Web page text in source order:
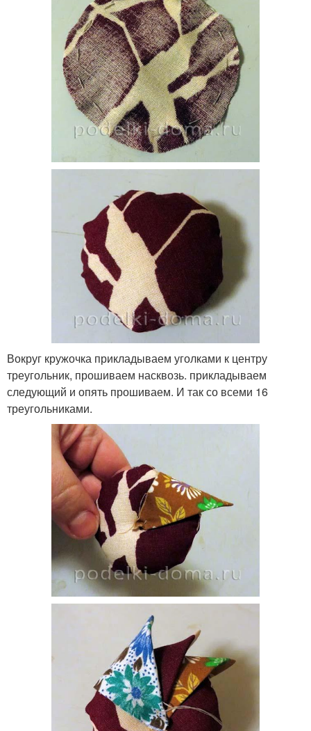
Вокруг кружочка прикладываем уголками к центру
треугольник, прошиваем насквозь. прикладываем
следующий и опять прошиваем. И так со всеми 16
треугольниками.